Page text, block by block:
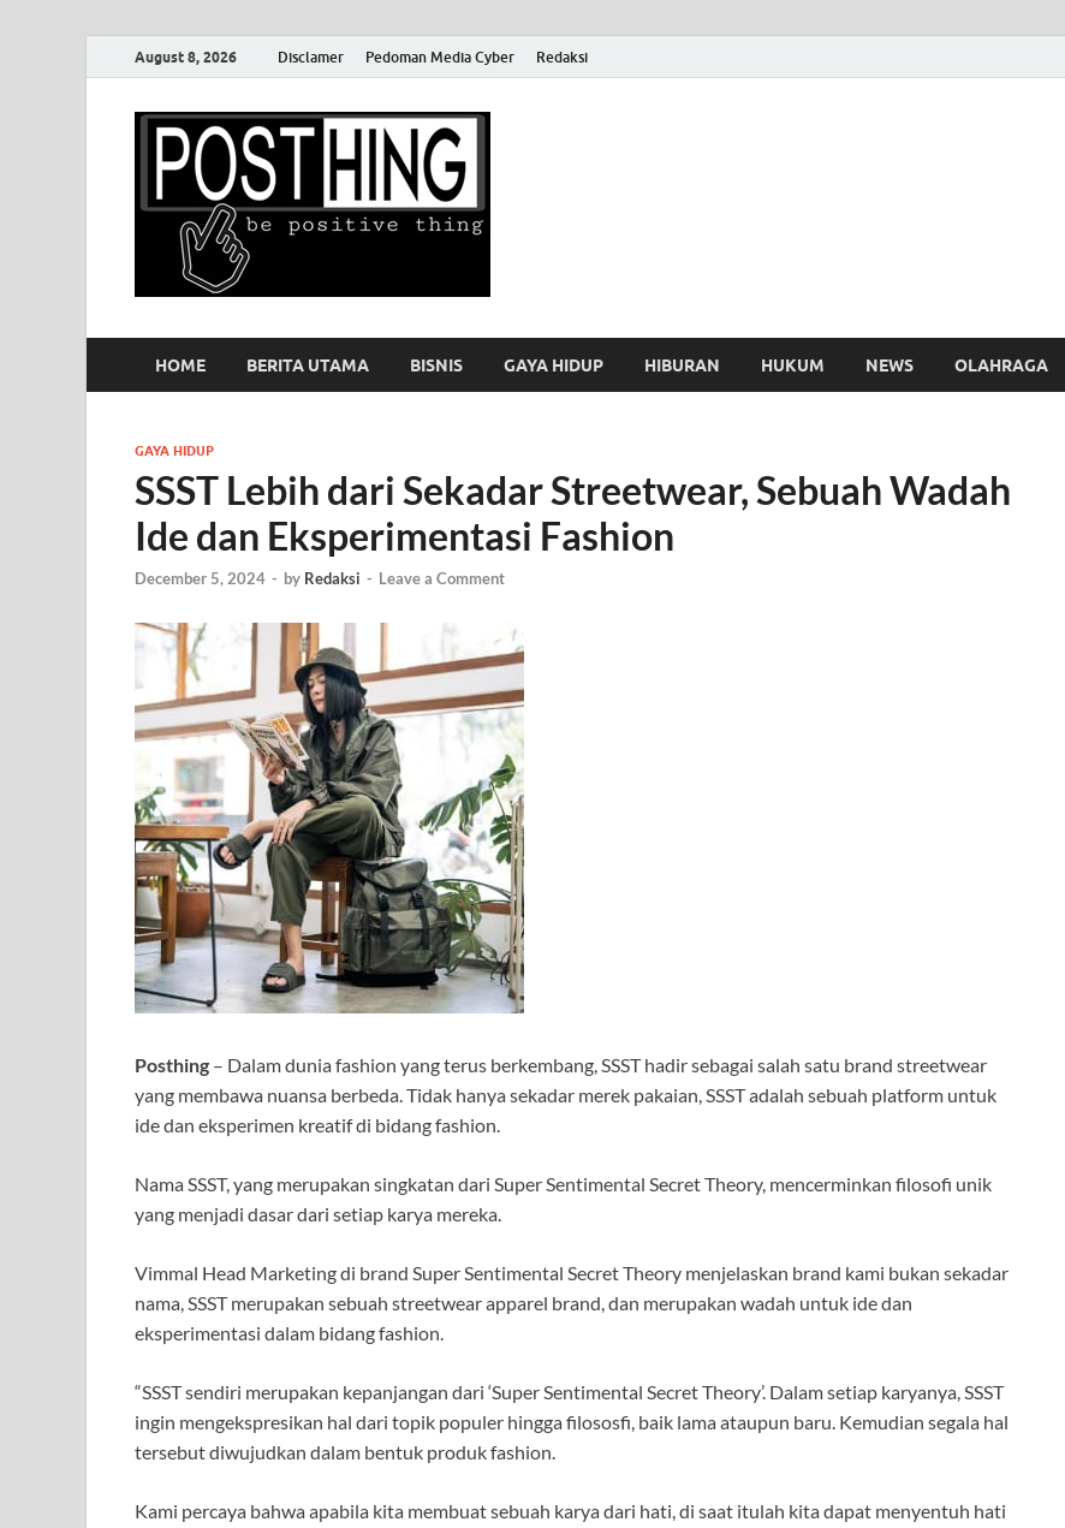
August 8, 2026 Disclamer Pedoman Media Cyber Redaksi
HOME BERITA UTAMA BISNIS GAYA HIDUP HIBURAN HUKUM NEWS OLAHRAGA
GAYA HIDUP
SSST Lebih dari Sekadar Streetwear, Sebuah Wadah
Ide dan Eksperimentasi Fashion
December 5, 2024 - by Redaksi - Leave a Comment
Posthing – Dalam dunia fashion yang terus berkembang, SSST hadir sebagai salah satu brand streetwear
yang membawa nuansa berbeda. Tidak hanya sekadar merek pakaian, SSST adalah sebuah platform untuk
ide dan eksperimen kreatif di bidang fashion.
Nama SSST, yang merupakan singkatan dari Super Sentimental Secret Theory, mencerminkan filosofi unik
yang menjadi dasar dari setiap karya mereka.
Vimmal Head Marketing di brand Super Sentimental Secret Theory menjelaskan brand kami bukan sekadar
nama, SSST merupakan sebuah streetwear apparel brand, dan merupakan wadah untuk ide dan
eksperimentasi dalam bidang fashion.
“SSST sendiri merupakan kepanjangan dari ‘Super Sentimental Secret Theory’. Dalam setiap karyanya, SSST
ingin mengekspresikan hal dari topik populer hingga filososfi, baik lama ataupun baru. Kemudian segala hal
tersebut diwujudkan dalam bentuk produk fashion.
Kami percaya bahwa apabila kita membuat sebuah karya dari hati, di saat itulah kita dapat menyentuh hati